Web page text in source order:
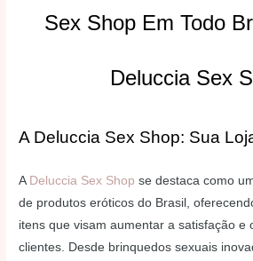
Sex Shop Em Todo
Deluccia Sex
A Deluccia Sex Shop: Sua
A Deluccia Sex Shop se destaca como
de produtos eróticos do Brasil,
itens que visam aumentar a satisfação e
clientes. Desde brinquedos sexuais